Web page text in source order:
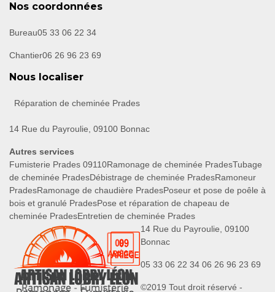
Nos coordonnées
Bureau05 33 06 22 34
Chantier06 26 96 23 69
Nous localiser
Réparation de cheminée Prades
14 Rue du Payroulie, 09100 Bonnac
Autres services
Fumisterie Prades 09110Ramonage de cheminée PradesTubage
de cheminée PradesDébistrage de cheminée PradesRamoneur
PradesRamonage de chaudière PradesPoseur et pose de poêle à
bois et granulé PradesPose et réparation de chapeau de
cheminée PradesEntretien de cheminée Prades
14 Rue du Payroulie, 09100
Bonnac
05 33 06 22 34 06 26 96 23 69
©2019 Tout droit réservé -